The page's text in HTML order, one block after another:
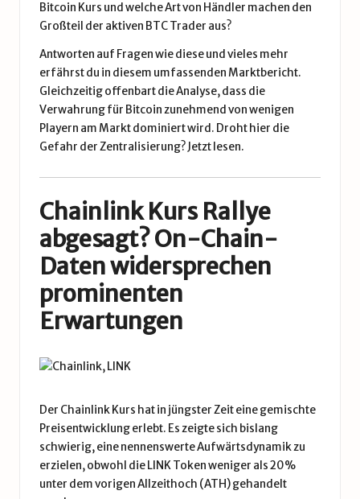
Bitcoin Kurs und welche Art von Händler machen den
Großteil der aktiven BTC Trader aus?
Antworten auf Fragen wie diese und vieles mehr
erfährst du in diesem umfassenden Marktbericht.
Gleichzeitig offenbart die Analyse, dass die
Verwahrung für Bitcoin zunehmend von wenigen
Playern am Markt dominiert wird. Droht hier die
Gefahr der Zentralisierung?Jetzt lesen.
Chainlink Kurs Rallye
abgesagt? On-Chain-
Daten widersprechen
prominenten
Erwartungen
Der Chainlink Kurs hat in jüngster Zeit eine gemischte
Preisentwicklung erlebt. Es zeigte sich bislang
schwierig, eine nennenswerte Aufwärtsdynamik zu
erzielen, obwohl die LINK Token weniger als 20%
unter dem vorigen Allzeithoch (ATH) gehandelt